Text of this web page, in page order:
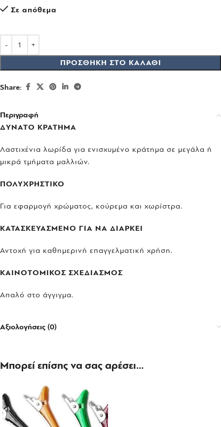
Σε απόθεμα
ΠΡΟΣΘΉΚΗ ΣΤΟ ΚΑΛΆΘΙ
Share:
Περιγραφή
ΔΥΝΑΤΟ ΚΡΑΤΗΜΑ
Λαστιχένια λωρίδα για ενισχυμένο κράτημα σε μεγάλα ή
μικρά τμήματα μαλλιών.
ΠΟΛΥΧΡΗΣΤΙΚΟ
Για εφαρμογή χρώματος, κούρεμα και χωρίστρα.
ΚΑΤΑΣΚΕΥΑΣΜΕΝΟ ΓΙΑ ΝΑ ΔΙΑΡΚΕΙ
Αντοχή για καθημερινή επαγγελματική χρήση.
ΚΑΙΝΟΤΟΜΙΚΟΣ ΣΧΕΔΙΑΣΜΟΣ
Απαλό στο άγγιγμα.
Αξιολογήσεις (0)
Μπορεί επίσης να σας αρέσει…